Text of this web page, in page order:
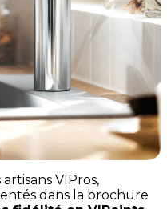
VIPros,
dans la brochure